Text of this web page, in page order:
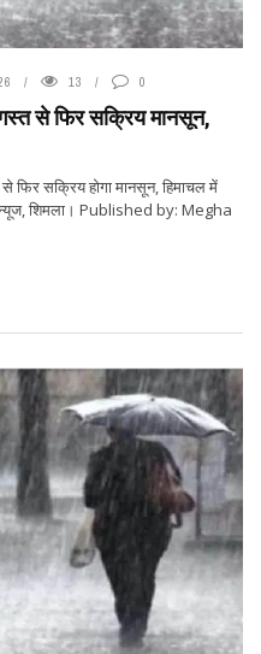
13 0
से फिर सक्रिय मानसून,
सक्रिय होगा मानसून, हिमाचल में
न्यूज, शिमला। Published by: Megha